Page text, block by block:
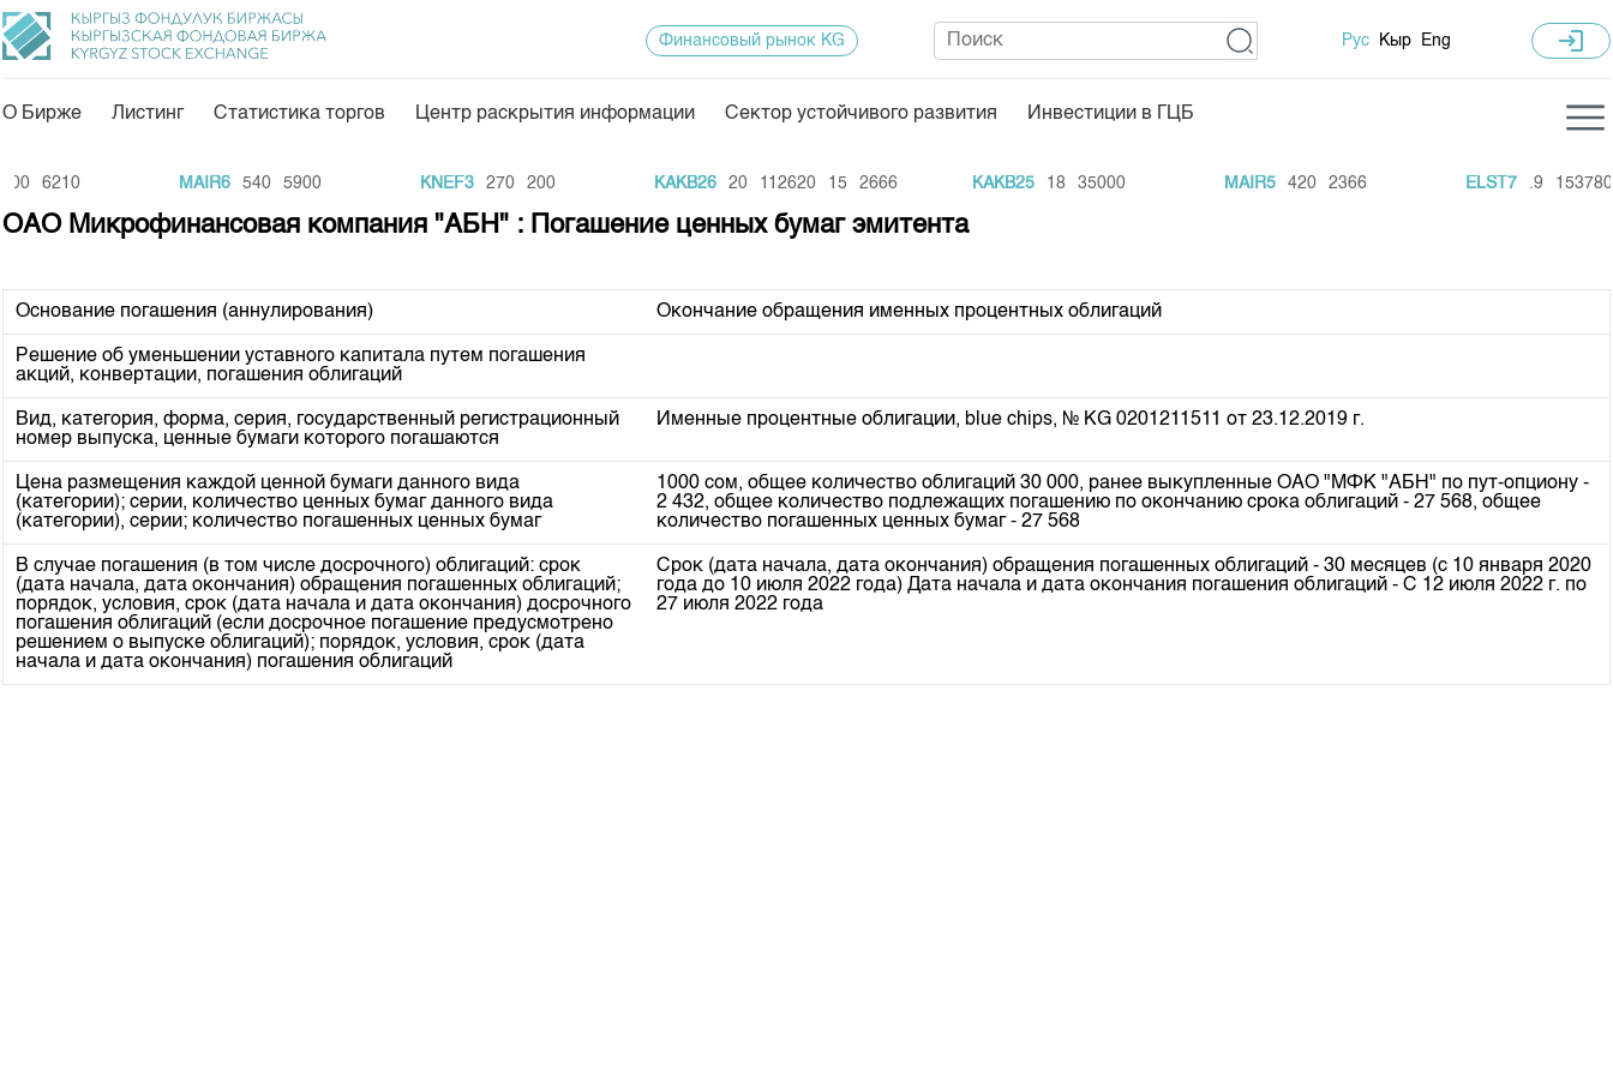
Общая информация
Руководство
Внутренний аудитор
Комитеты
Участники торгов
Наши партнеры
Cтратегия развития
Корпоративные документы
Контакты
Товарно-сырьевой сектор
Центр раскрытия информации
Тарифы
Аналитика
Финансовый рынок KG
Пресс-клуб
25 лет ЗАО КФБ
Биржевая деятельность
Центр раскрытия информации
Итоги последних торгов
Индекс и Капитализация
Котировки по ЦБ
Расписание аукционов по ГЦБ
Результаты аукционов ГЦБ
Объем ГЦБ в обращении
Результаты аукционов по
депозитам
Финансовый рынок KG Рус Кыр Eng login
О Бирже Листинг Статистика торгов Центр раскрытия информации Сектор устойчивого развития Инвестиции в ГЦБ
6210 MAIR6 540 5900 KNEF3 270 200 KAKB26 20 112620 15 2666 KAKB25 18 35000 MAIR5 420 2366 ELST7 .9 153780
ОАО Микрофинансовая компания "АБН" : Погашение ценных бумаг эмитента
Основание погашения (аннулирования) Окончание обращения именных процентных облигаций
Решение об уменьшении уставного капитала путем погашения
акций, конвертации, погашения облигаций
Вид, категория, форма, серия, государственный регистрационный
номер выпуска, ценные бумаги которого погашаются
Именные процентные облигации, blue chips, № КG 0201211511 от 23.12.2019 г.
Цена размещения каждой ценной бумаги данного вида
(категории); серии, количество ценных бумаг данного вида
(категории), серии; количество погашенных ценных бумаг
1000 сом, общее количество облигаций 30 000, ранее выкупленные ОАО "МФК "АБН" по пут-опциону -
2 432, общее количество подлежащих погашению по окончанию срока облигаций - 27 568, общее
количество погашенных ценных бумаг - 27 568
В случае погашения (в том числе досрочного) облигаций: срок
(дата начала, дата окончания) обращения погашенных облигаций;
порядок, условия, срок (дата начала и дата окончания) досрочного
погашения облигаций (если досрочное погашение предусмотрено
решением о выпуске облигаций); порядок, условия, срок (дата
начала и дата окончания) погашения облигаций
Срок (дата начала, дата окончания) обращения погашенных облигаций - 30 месяцев (с 10 января 2020
года до 10 июля 2022 года) Дата начала и дата окончания погашения облигаций - С 12 июля 2022 г. по
27 июля 2022 года